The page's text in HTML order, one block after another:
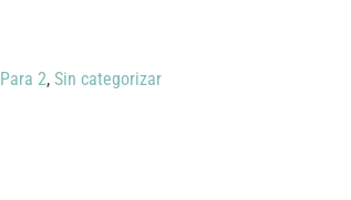
Para 2, Sin categorizar